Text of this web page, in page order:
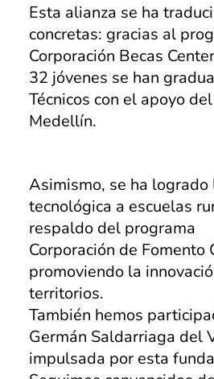
Esta alianza se ha
concretas: gracias al
Corporación Becas
32 jóvenes se han
Técnicos con el apoyo
Medellín.
Asimismo, se ha logrado
tecnológica a escuelas
respaldo del programa
Corporación de Fomento
promoviendo la
territorios.
También hemos
Germán Saldarriaga del
impulsada por esta